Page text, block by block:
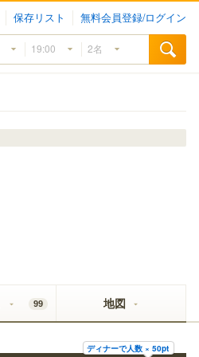
保存リスト 無料会員登録/ログイン
99 地図
ディナーで人数 × 50pt